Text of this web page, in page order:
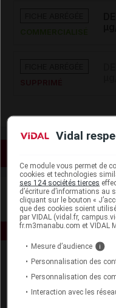
Vidal
Ce module vous permet de
cookies et technologies
ses 124 sociétés tierces
d’écriture d’informations au
cliquant sur le bouton «
que des cookies soient
par VIDAL (vidal.fr,
fr.m3manabu.com et VIDAL
Mesure d’audience i
Personnalisation des
Personnalisation des
Interaction avec les